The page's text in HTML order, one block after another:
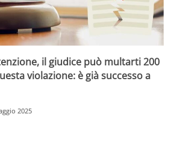
il giudice può multarti 200
violazione: è già successo a
2025